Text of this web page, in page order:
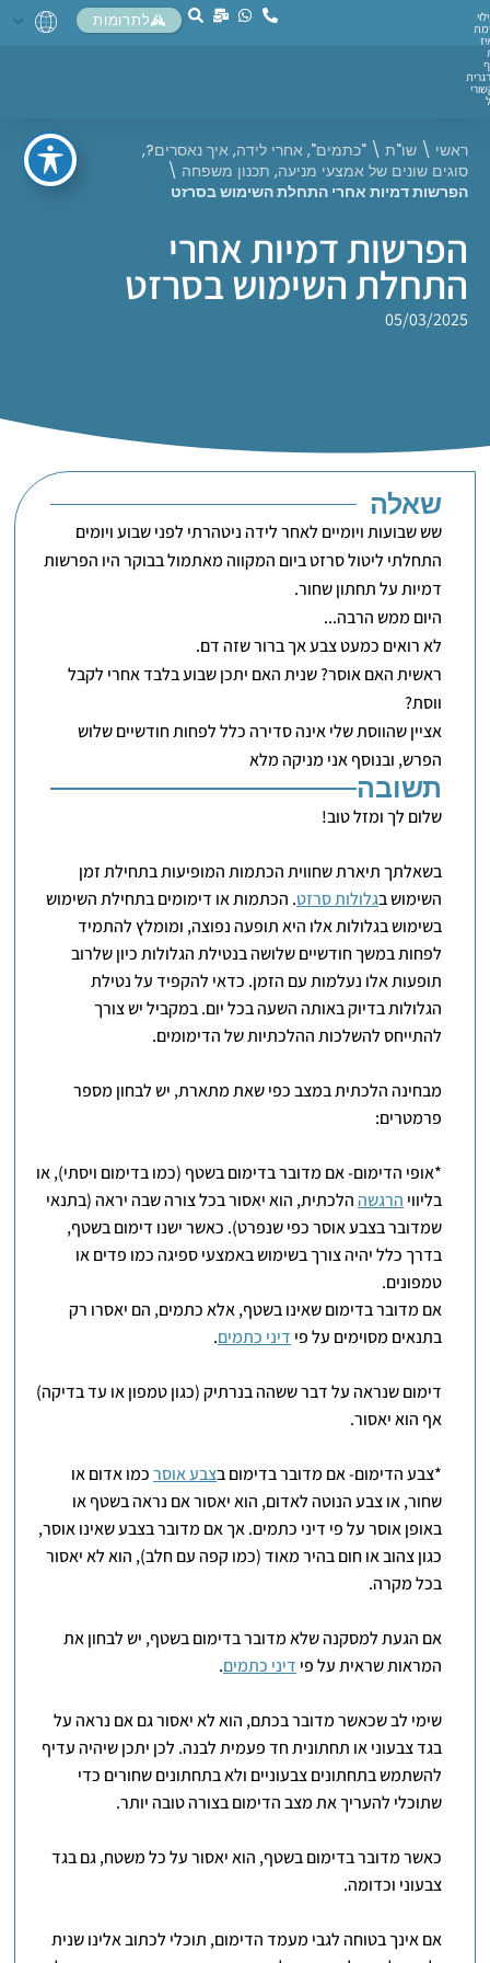
לתרומות
ראשי \ שו"ת \ "כתמים", אחרי לידה, איך נאסרים?,
סוגים שונים של אמצעי מניעה, תכנון משפחה \
הפרשות דמיות אחרי התחלת השימוש בסרזט
הפרשות דמיות אחרי
התחלת השימוש בסרזט
05/03/2025
שאלה
שש שבועות ויומיים לאחר לידה ניטהרתי לפני שבוע ויומים
התחלתי ליטול סרזט ביום המקווה מאתמול בבוקר היו הפרשות
דמיות על תחתון שחור.
היום ממש הרבה...
לא רואים כמעט צבע אך ברור שזה דם.
ראשית האם אוסר? שנית האם יתכן שבוע בלבד אחרי לקבל
ווסת?
אציין שהווסת שלי אינה סדירה כלל לפחות חודשיים שלוש
הפרש, ובנוסף אני מניקה מלא
תשובה
שלום לך ומזל טוב!
בשאלתך תיארת שחווית הכתמות המופיעות בתחילת זמן
השימוש בגלולות סרזט. הכתמות או דימומים בתחילת השימוש
בשימוש בגלולות אלו היא תופעה נפוצה, ומומלץ להתמיד
לפחות במשך חודשיים שלושה בנטילת הגלולות כיון שלרוב
תופעות אלו נעלמות עם הזמן. כדאי להקפיד על נטילת
הגלולות בדיוק באותה השעה בכל יום. במקביל יש צורך
להתייחס להשלכות ההלכתיות של הדימומים.
מבחינה הלכתית במצב כפי שאת מתארת, יש לבחון מספר
פרמטרים:
*אופי הדימום- אם מדובר בדימום בשטף (כמו בדימום ויסתי), או
בליווי הרגשה הלכתית, הוא יאסור בכל צורה שבה יראה (בתנאי
שמדובר בצבע אוסר כפי שנפרט). כאשר ישנו דימום בשטף,
בדרך כלל יהיה צורך בשימוש באמצעי ספיגה כמו פדים או
טמפונים.
אם מדובר בדימום שאינו בשטף, אלא כתמים, הם יאסרו רק
בתנאים מסוימים על פי דיני כתמים.
דימום שנראה על דבר ששהה בנרתיק (כגון טמפון או עד בדיקה)
אף הוא יאסור.
*צבע הדימום- אם מדובר בדימום בצבע אוסרכמו אדום או
שחור, או צבע הנוטה לאדום, הוא יאסור אם נראה בשטף או
באופן אוסר על פי דיני כתמים. אך אם מדובר בצבע שאינו אוסר,
כגון צהוב או חום בהיר מאוד (כמו קפה עם חלב), הוא לא יאסור
בכל מקרה.
אם הגעת למסקנה שלא מדובר בדימום בשטף, יש לבחון את
המראות שראית על פי דיני כתמים.
שימי לב שכאשר מדובר בכתם, הוא לא יאסור גם אם נראה על
בגד צבעוני או תחתונית חד פעמית לבנה. לכן יתכן שיהיה עדיף
להשתמש בתחתונים צבעוניים ולא בתחתונים שחורים כדי
שתוכלי להעריך את מצב הדימום בצורה טובה יותר.
כאשר מדובר בדימום בשטף, הוא יאסור על כל משטח, גם בגד
צבעוני וכדומה.
אם אינך בטוחה לגבי מעמד הדימום, תוכלי לכתוב אלינו שנית